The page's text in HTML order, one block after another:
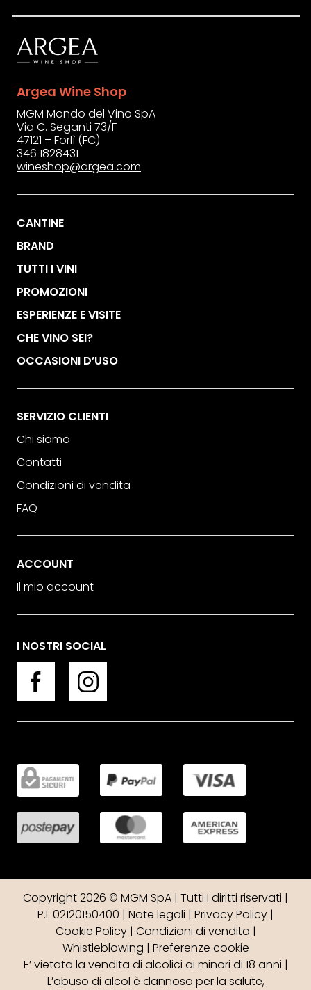
Argea Wine Shop
MGM Mondo del Vino SpA
Via C. Seganti 73/F
47121 – Forlì (FC)
346 1828431
wineshop@argea.com
CANTINE
BRAND
TUTTI I VINI
PROMOZIONI
ESPERIENZE E VISITE
CHE VINO SEI?
OCCASIONI D’USO
SERVIZIO CLIENTI
Chi siamo
Contatti
Condizioni di vendita
FAQ
ACCOUNT
Il mio account
I NOSTRI SOCIAL
Copyright 2026 © MGM SpA | Tutti I diritti riservati |
P.I. 02120150400 | Note legali | Privacy Policy |
Cookie Policy| Condizioni di vendita |
Whistleblowing | Preferenze cookie
E’ vietata la vendita di alcolici ai minori di 18 anni |
L’abuso di alcol è dannoso per la salute,